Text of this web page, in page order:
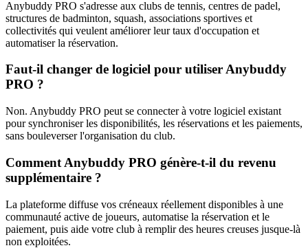
Anybuddy PRO s'adresse aux clubs de tennis, centres de padel,
structures de badminton, squash, associations sportives et
collectivités qui veulent améliorer leur taux d'occupation et
automatiser la réservation.
Faut-il changer de logiciel pour utiliser Anybuddy
PRO ?
Non. Anybuddy PRO peut se connecter à votre logiciel existant
pour synchroniser les disponibilités, les réservations et les paiements,
sans bouleverser l'organisation du club.
Comment Anybuddy PRO génère-t-il du revenu
supplémentaire ?
La plateforme diffuse vos créneaux réellement disponibles à une
communauté active de joueurs, automatise la réservation et le
paiement, puis aide votre club à remplir des heures creuses jusque-là
non exploitées.